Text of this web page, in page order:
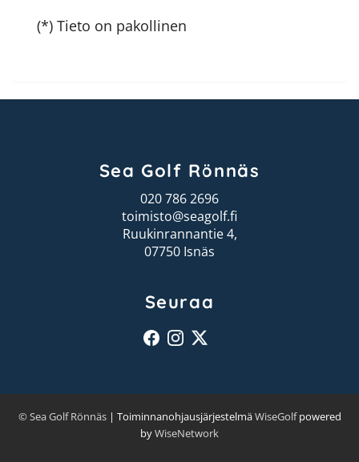
(*) Tieto on pakollinen
Sea Golf Rönnäs
020 786 2696
toimisto@seagolf.fi
Ruukinrannantie 4,
07750 Isnäs
Seuraa
© Sea Golf Rönnäs| ToiminnanohjausjärjestelmäWiseGolfpowered
byWiseNetwork